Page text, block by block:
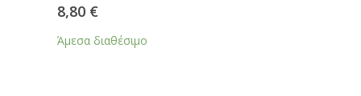
8,80 €
Άμεσα διαθέσιμο